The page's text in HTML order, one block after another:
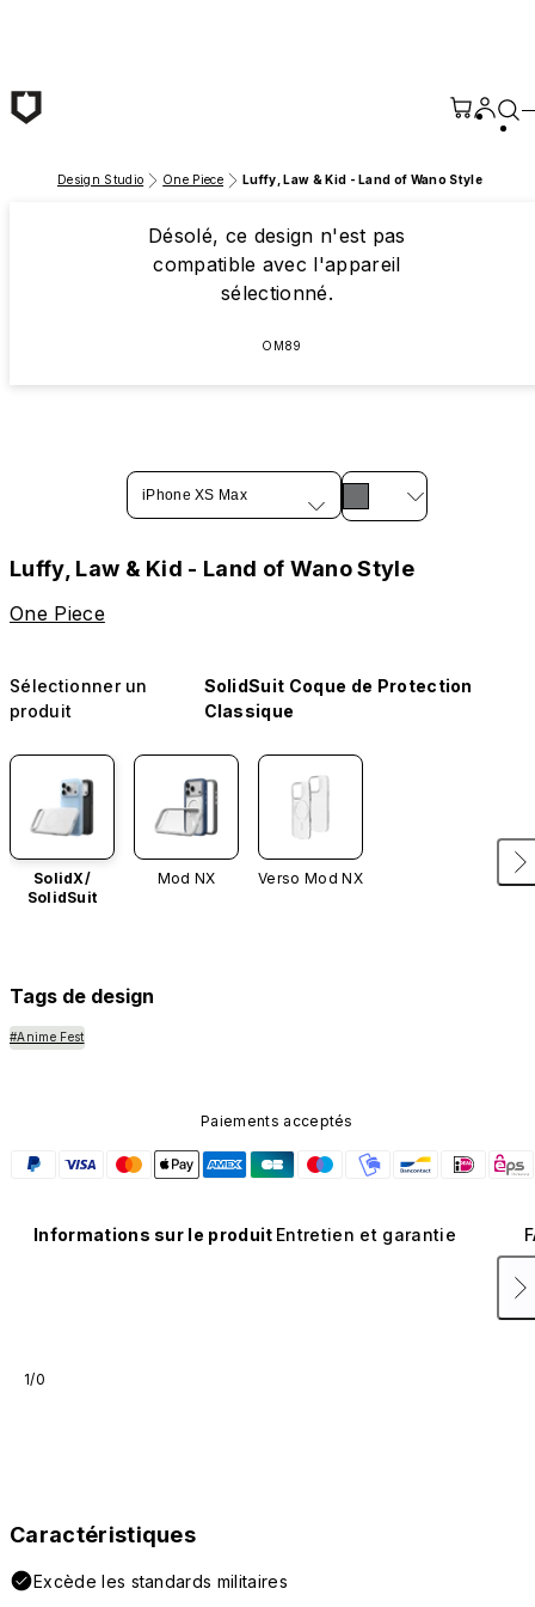
Design Studio One Piece Luffy, Law & Kid - Land of Wano Style
Désolé, ce design n'est pas
compatible avec l'appareil
sélectionné.
OM89
iPhone XS Max
Luffy, Law & Kid - Land of Wano Style
One Piece
Sélectionner un
produit
SolidSuit Coque de Protection
Classique
SolidX/
SolidSuit
Mod NX Verso Mod NX
Tags de design
#Anime Fest
Paiements acceptés
Informations sur le produit Entretien et garantie
1/0
Caractéristiques
Excède les standards militaires